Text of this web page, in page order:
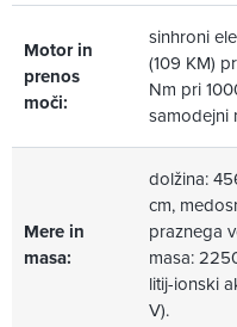
Motor in
prenos
moči:
sinhroni
(109 KM)
Nm pri
samodejni
Mere in
masa:
dolžina:
cm,
praznega
masa:
litij-ionski
V).